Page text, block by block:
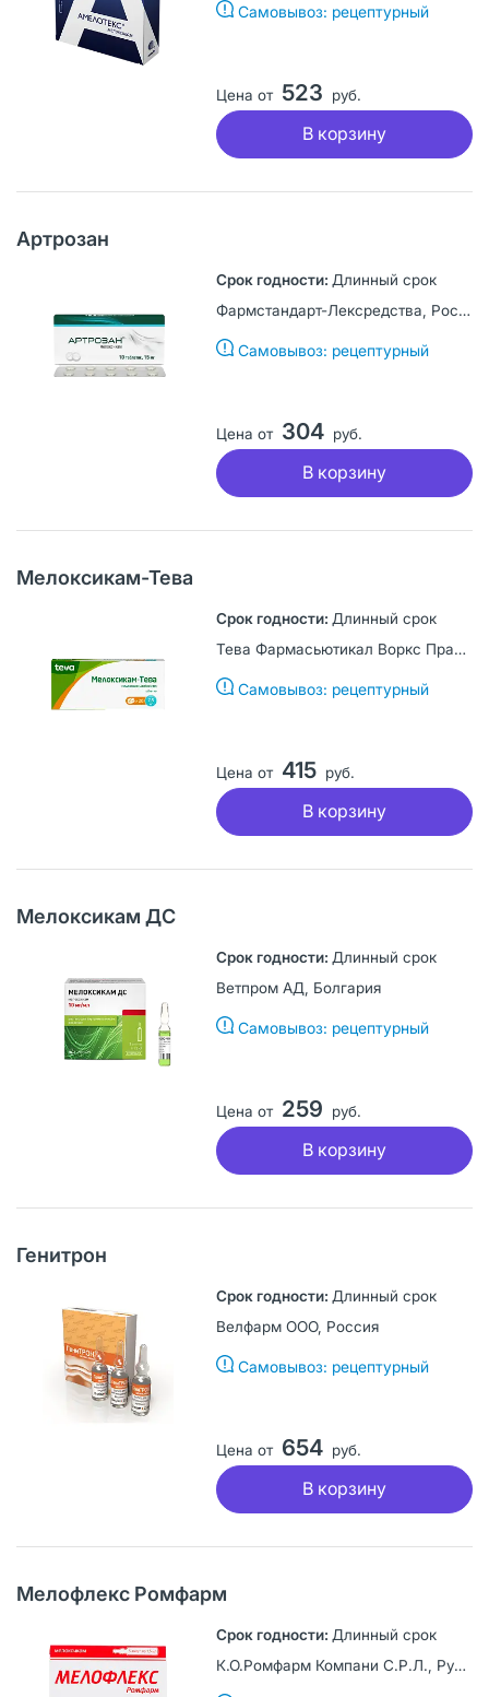
Самовывоз: рецептурный
Цена от 523 руб.
В корзину
Артрозан
Длинный срок
Фармстандарт-Лексредства, Россия
Самовывоз: рецептурный
Цена от 304 руб.
В корзину
Мелоксикам-Тева
Длинный срок
Тева Фармасьютикал Воркс Прайвэт Лимитед Компани, Венгрия
Самовывоз: рецептурный
Цена от 415 руб.
В корзину
Мелоксикам ДС
Длинный срок
Ветпром АД, Болгария
Самовывоз: рецептурный
Цена от 259 руб.
В корзину
Генитрон
Длинный срок
Велфарм ООО, Россия
Самовывоз: рецептурный
Цена от 654 руб.
В корзину
Мелофлекс Ромфарм
Длинный срок
К.О.Ромфарм Компани С.Р.Л., Румыния